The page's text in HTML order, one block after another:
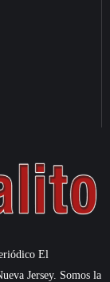
El
Jersey. Somos la